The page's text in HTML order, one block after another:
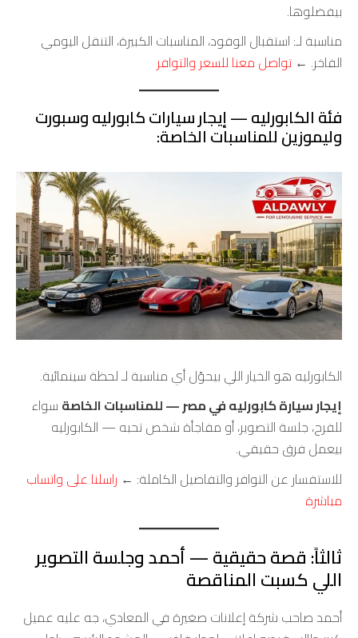
بيفضلوها.
مناسبة لـ: استقبال الوفود، المناسبات الكبيرة، التنقل اليومي
الفاخر. ← تواصل معنا للسعر والتوافر
فئة الكابورليه — إيجار سيارات كابورليه وسبورت
وليموزين للمناسبات الخاصة:
الكابورليه هو الخيار اللي بيحوّل أي مناسبة لـ لحظة سينمائية.
إيجار سيارة كابورليه في مصر — للمناسبات الخاصة سواء
للفرح، جلسة التصوير، أو مفاجأة شخص تحبه — الكابورليه
بيعمل فرق حقيقي.
للاستفسار عن التوافر والتفاصيل الكاملة: ← راسلنا على واتساب
مباشرة
ثالثاً: قصة حقيقية — أحمد وجلسة التصوير
اللي كسبت المناقصة
أحمد صاحب شركة إعلانات صغيرة في المعادي، جه عليه عميل